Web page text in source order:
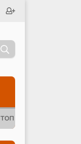
ТОП 10